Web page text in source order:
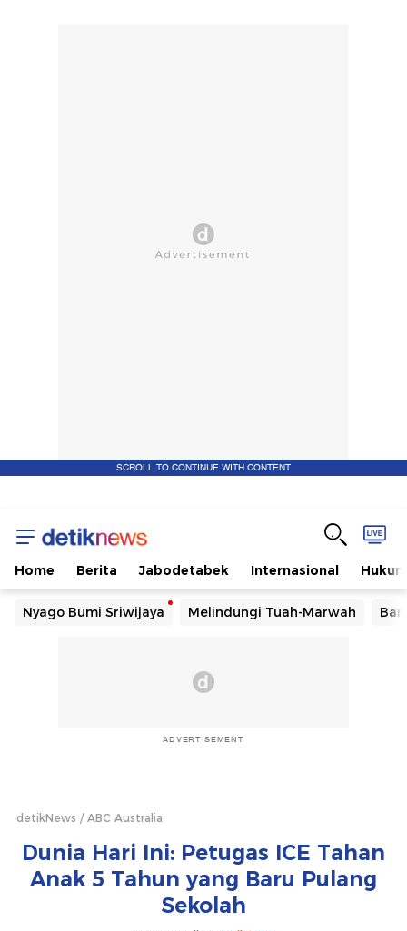
SCROLL TO CONTINUE WITH CONTENT
Home Berita Jabodetabek Internasional Hukum
Nyago Bumi Sriwijaya Melindungi Tuah-Marwah
ADVERTISEMENT
detikNews ABC Australia
Dunia Hari Ini: Petugas ICE Tahan
Anak 5 Tahun yang Baru Pulang
Sekolah